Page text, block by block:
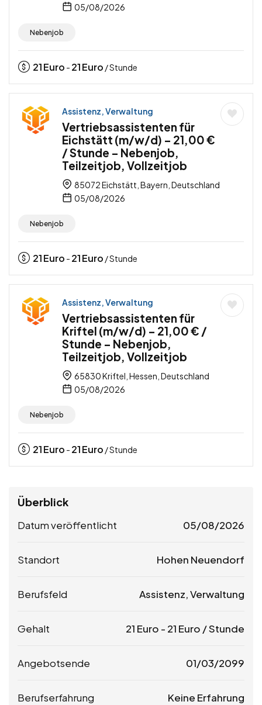
05/08/2026
Nebenjob
21Euro - 21Euro / Stunde
Assistenz, Verwaltung
Vertriebsassistenten für
Eichstätt (m/w/d) – 21,00 €
/ Stunde – Nebenjob,
Teilzeitjob, Vollzeitjob
85072 Eichstätt, Bayern, Deutschland
05/08/2026
Nebenjob
21Euro - 21Euro / Stunde
Assistenz, Verwaltung
Vertriebsassistenten für
Kriftel (m/w/d) – 21,00 € /
Stunde – Nebenjob,
Teilzeitjob, Vollzeitjob
65830 Kriftel, Hessen, Deutschland
05/08/2026
Nebenjob
21Euro - 21Euro / Stunde
Überblick
Datum veröffentlicht 05/08/2026
Standort Hohen Neuendorf
Berufsfeld Assistenz, Verwaltung
Gehalt 21 Euro - 21 Euro / Stunde
Angebotsende 01/03/2099
Berufserfahrung Keine Erfahrung